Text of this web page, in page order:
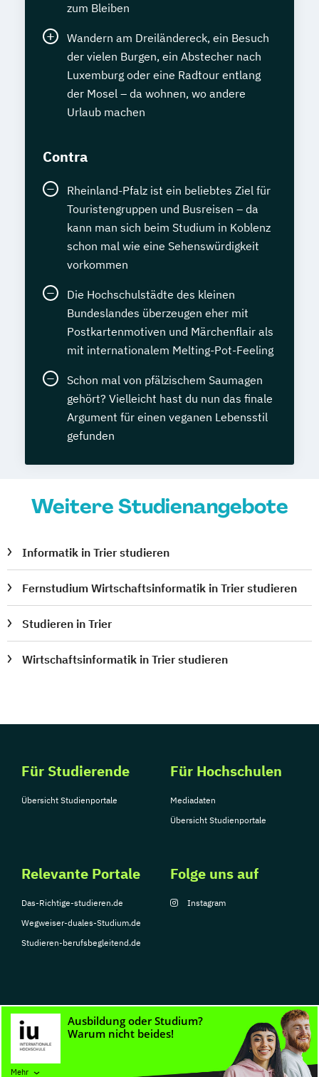
Mehr
zum Bleiben
Wandern am Dreiländereck, ein Besuch
der vielen Burgen, ein Abstecher nach
Luxemburg oder eine Radtour entlang
der Mosel – da wohnen, wo andere
Urlaub machen
Contra
Rheinland-Pfalz ist ein beliebtes Ziel für
Touristengruppen und Busreisen – da
kann man sich beim Studium in Koblenz
schon mal wie eine Sehenswürdigkeit
vorkommen
Die Hochschulstädte des kleinen
Bundeslandes überzeugen eher mit
Postkartenmotiven und Märchenflair als
mit internationalem Melting-Pot-Feeling
Schon mal von pfälzischem Saumagen
gehört? Vielleicht hast du nun das finale
Argument für einen veganen Lebensstil
gefunden
Weitere Studienangebote
Informatik in Trier studieren
Fernstudium Wirtschaftsinformatik in Trier studieren
Studieren in Trier
Wirtschaftsinformatik in Trier studieren
Für Studierende
Übersicht Studienportale
Für Hochschulen
Mediadaten
Übersicht Studienportale
Relevante Portale
Das-Richtige-studieren.de
Wegweiser-duales-Studium.de
Studieren-berufsbegleitend.de
Folge uns auf
Instagram
© Copyright 2026, TarGroup Media GmbH
Nutzungsbedingungen